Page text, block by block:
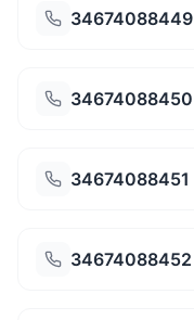
34674088449
34674088450
34674088451
34674088452